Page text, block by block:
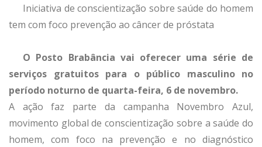
Iniciativa de conscientização sobre saúde do homem
tem com foco prevenção ao câncer de próstata
O Posto Brabância vai oferecer uma série de
serviços gratuitos para o público masculino no
período noturno de quarta-feira, 6 de novembro.
A ação faz parte da campanha Novembro Azul,
movimento global de conscientização sobre a saúde do
homem, com foco na prevenção e no diagnóstico